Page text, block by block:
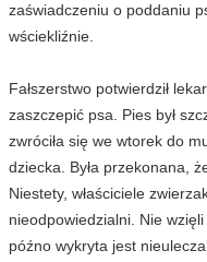
zaświadczeniu o poddaniu
wściekliźnie.
Fałszerstwo potwierdził
zaszczepić psa. Pies był
zwróciła się we wtorek do
dziecka. Była przekonana,
Niestety, właściciele
nieodpowiedzialni. Nie
późno wykryta jest